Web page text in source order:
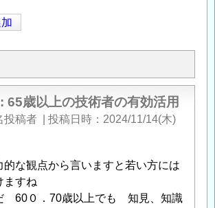
65歳以上の技術者の有効活用
投稿者 投稿日時
2024/11/14(木)
的な観点から言いますと若い方には
ますね
60０．70歳以上でも 知見、知識